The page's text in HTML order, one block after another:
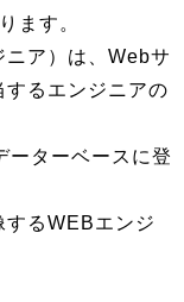
ます。
ア）は、Webサ
るエンジニアの
ーターベースに登
するWEBエンジ